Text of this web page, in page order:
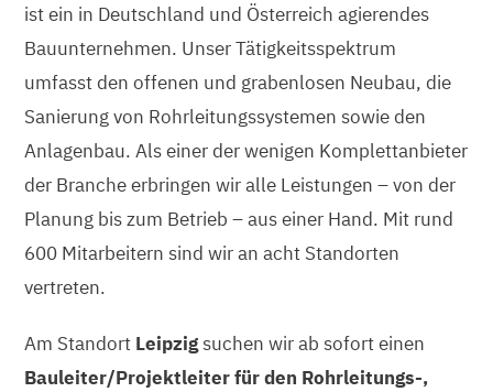
ist ein in Deutschland und Österreich agierendes
Bauunternehmen. Unser Tätigkeitsspektrum
umfasst den offenen und grabenlosen Neubau, die
Sanierung von Rohrleitungssystemen sowie den
Anlagenbau. Als einer der wenigen Komplettanbieter
der Branche erbringen wir alle Leistungen – von der
Planung bis zum Betrieb – aus einer Hand. Mit rund
600 Mitarbeitern sind wir an acht Standorten
vertreten.
Am Standort Leipzigsuchen wir ab sofort einen
Bauleiter/Projektleiter für den Rohrleitungs-,